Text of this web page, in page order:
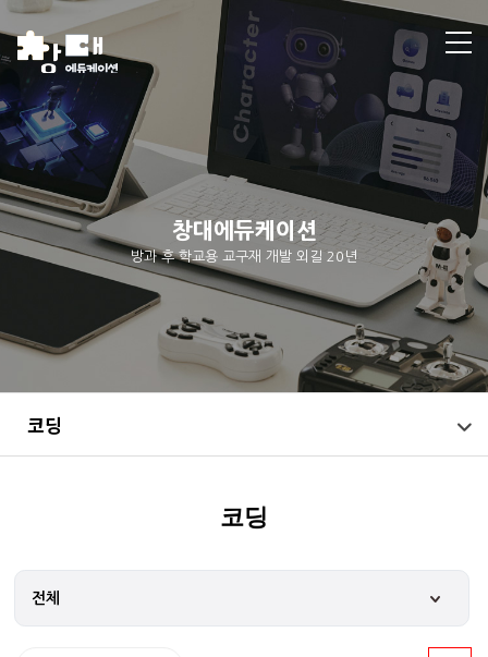
창대에듀케이션
방과 후 학교용 교구재 개발 외길 20년
코딩
코딩